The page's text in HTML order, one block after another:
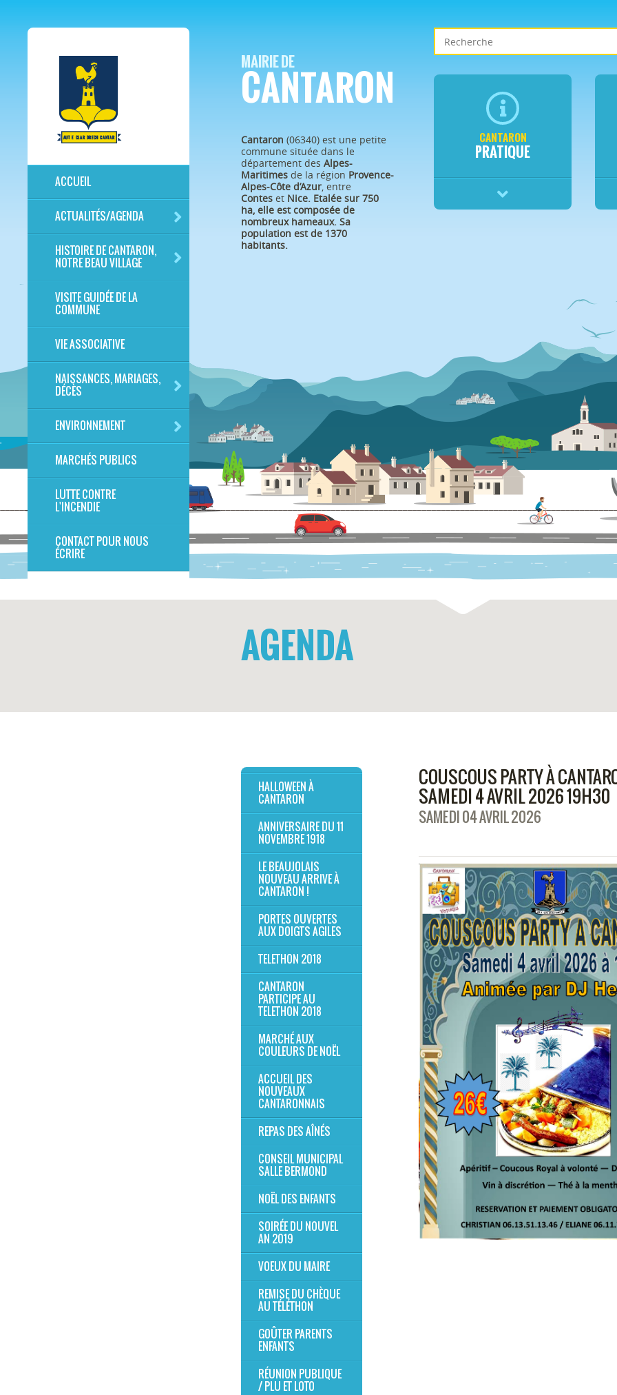
ACCUEIL
ACTUALITÉS/AGENDA
HISTOIRE DE CANTARON,
NOTRE BEAU VILLAGE
VISITE GUIDÉE DE LA
COMMUNE
VIE ASSOCIATIVE
NAISSANCES, MARIAGES,
DÉCÈS
ENVIRONNEMENT
MARCHÉS PUBLICS
LUTTE CONTRE
L'INCENDIE
CONTACT POUR NOUS
ÉCRIRE
MAIRIE DE
CANTARON
Cantaron (06340) est une petite
commune située dans le
département des Alpes-
Maritimes de la région Provence-
Alpes-Côte d’Azur, entre
Contes et Nice. Etalée sur 750
ha, elle est composée de
nombreux hameaux. Sa
population est de 1370
habitants.
CANTARON
PRATIQUE
AGENDA
HALLOWEEN À
CANTARON
ANNIVERSAIRE DU 11
NOVEMBRE 1918
LE BEAUJOLAIS
NOUVEAU ARRIVE À
CANTARON !
PORTES OUVERTES
AUX DOIGTS AGILES
TELETHON 2018
CANTARON
PARTICIPE AU
TELETHON 2018
MARCHÉ AUX
COULEURS DE NOËL
ACCUEIL DES
NOUVEAUX
CANTARONNAIS
REPAS DES AÎNÉS
CONSEIL MUNICIPAL
SALLE BERMOND
NOËL DES ENFANTS
SOIRÉE DU NOUVEL
AN 2019
VOEUX DU MAIRE
REMISE DU CHÈQUE
AU TÉLÉTHON
GOÛTER PARENTS
ENFANTS
RÉUNION PUBLIQUE
/ PLU ET LOTO
COUSCOUS PARTY À
SAMEDI 4 AVRIL 2026 19H30
SAMEDI 04 AVRIL 2026